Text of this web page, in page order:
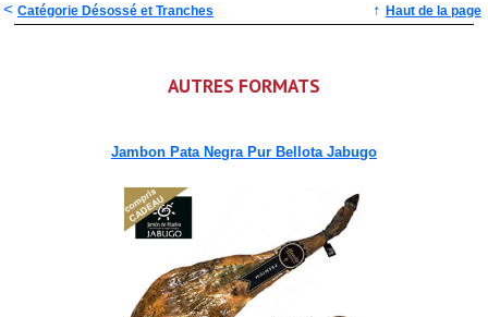
< Catégorie Désossé et Tranches ↑Haut de la page
AUTRES FORMATS
Jambon Pata Negra Pur Bellota Jabugo